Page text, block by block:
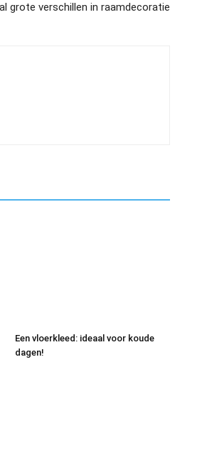
grote verschillen in raamdecoratie
Een vloerkleed: ideaal voor koude
dagen!